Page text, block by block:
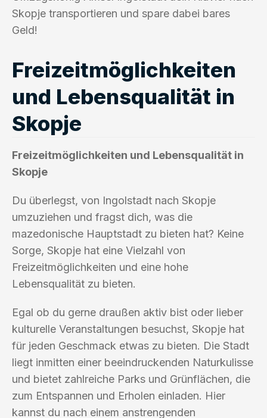
Skopje transportieren und spare dabei bares
Geld!
Freizeitmöglichkeiten
und Lebensqualität in
Skopje
Freizeitmöglichkeiten und Lebensqualität in
Skopje
Du überlegst, von Ingolstadt nach Skopje
umzuziehen und fragst dich, was die
mazedonische Hauptstadt zu bieten hat? Keine
Sorge, Skopje hat eine Vielzahl von
Freizeitmöglichkeiten und eine hohe
Lebensqualität zu bieten.
Egal ob du gerne draußen aktiv bist oder lieber
kulturelle Veranstaltungen besuchst, Skopje hat
für jeden Geschmack etwas zu bieten. Die Stadt
liegt inmitten einer beeindruckenden Naturkulisse
und bietet zahlreiche Parks und Grünflächen, die
zum Entspannen und Erholen einladen. Hier
kannst du nach einem anstrengenden